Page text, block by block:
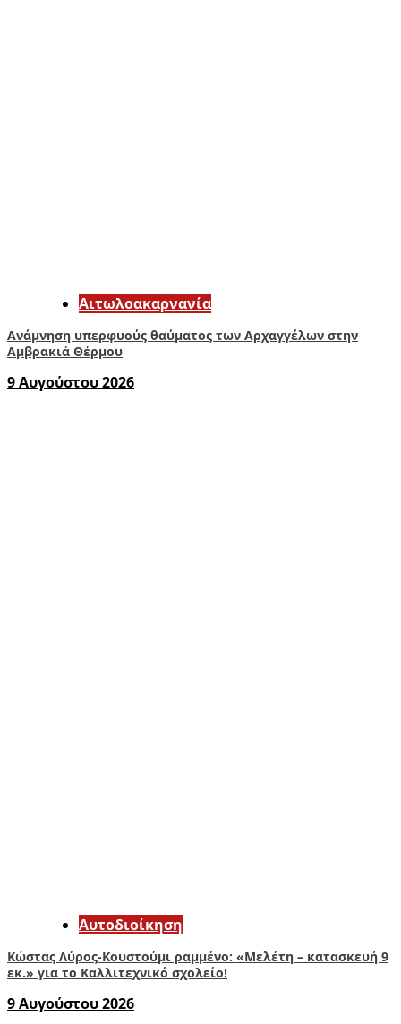
Αιτωλοακαρνανία
Ανάμνηση υπερφυούς θαύματος των Αρχαγγέλων στην
Αμβρακιά Θέρμου
9 Αυγούστου 2026
Αυτοδιοίκηση
Κώστας Λύρος-Κουστούμι ραμμένο: «Μελέτη – κατασκευή 9
εκ.» για το Καλλιτεχνικό σχολείο!
9 Αυγούστου 2026